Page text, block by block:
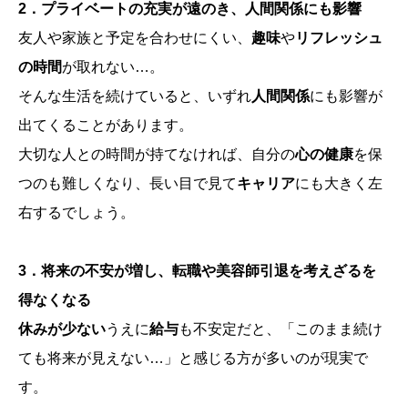
2．プライベートの充実が遠のき、人間関係にも影響
友人や家族と予定を合わせにくい、 趣味やリフレッシュ
の時間が取れない…。
そんな生活を続けていると、いずれ人間関係にも影響が
出てくることがあります。
大切な人との時間が持てなければ、自分の心の健康を保
つのも難しくなり、長い目で見てキャリアにも大きく左
右するでしょう。
3．将来の不安が増し、転職や美容師引退を考えざるを
得なくなる
休みが少ないうえに給与も不安定だと、「このまま続け
ても将来が見えない…」と感じる方が多いのが現実で
す。